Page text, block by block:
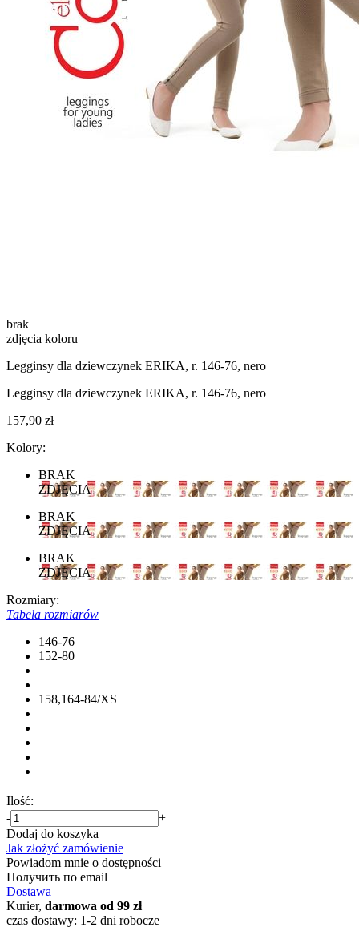
brak
zdjęcia koloru
Legginsy dla dziewczynek ERIKA, r. 146-76, nero
Legginsy dla dziewczynek ERIKA, r. 146-76, nero
157,90 zł
Kolory:
BRAK
ZDJĘCIA
BRAK
ZDJĘCIA
BRAK
ZDJĘCIA
Rozmiary:
Tabela rozmiarów
146-76
152-80
158,164-84/XS
Ilość:
-
+
Dodaj do koszyka
Jak złożyć zamówienie
Powiadom mnie o dostępności
Получить по email
Dostawa
Kurier, darmowa od 99 zł
czas dostawy: 1-2 dni robocze